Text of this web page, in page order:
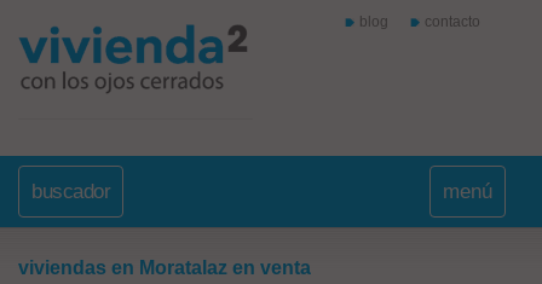
blog contacto
buscador menú
viviendas en Moratalaz en venta